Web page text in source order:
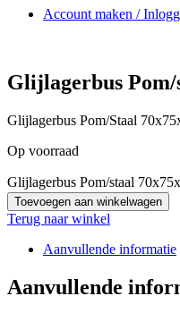
Account maken /
Glijlagerbus Pom/
Glijlagerbus Pom/Staal
Op voorraad
Glijlagerbus Pom/staal
Toevoegen aan winkelwagen
Terug naar winkel
Aanvullende informatie
Aanvullende